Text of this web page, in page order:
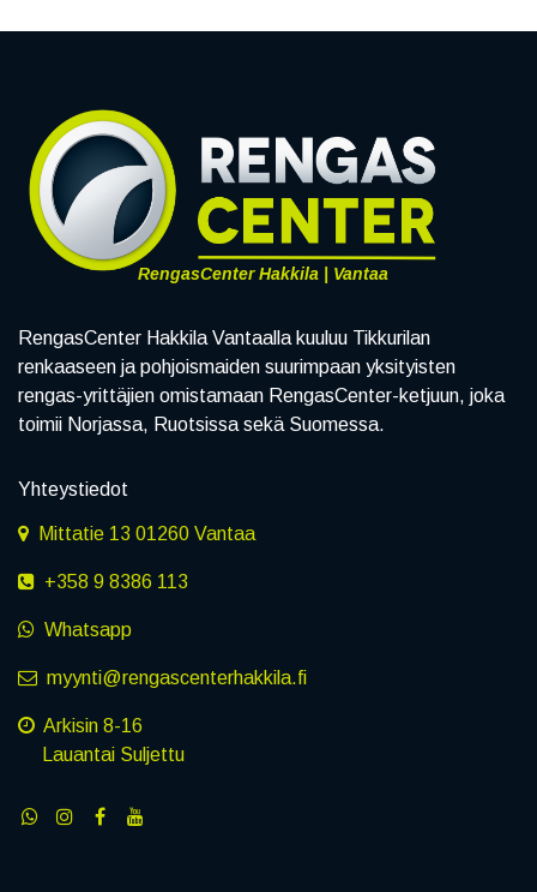
RengasCenter Hakkila | Vantaa
RengasCenter Hakkila Vantaalla kuuluu Tikkurilan
renkaaseen ja pohjoismaiden suurimpaan yksityisten
rengas-yrittäjien omistamaan RengasCenter-ketjuun, joka
toimii Norjassa, Ruotsissa sekä Suomessa.
Yhteystiedot
Mittatie 13 01260 Vantaa
+358 9 8386 113
Whatsapp
myynti@rengascenterhakkila.fi
Arkisin 8-16
Lauantai Suljettu